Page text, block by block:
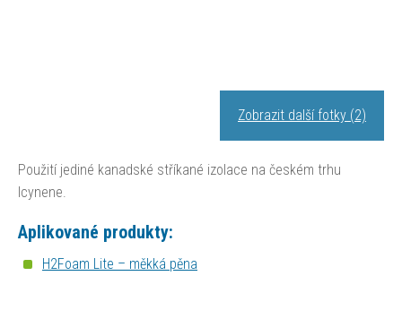
Zobrazit další fotky (2)
Použití jediné kanadské stříkané izolace na českém trhu
Icynene.
Aplikované produkty:
H2Foam Lite – měkká pěna